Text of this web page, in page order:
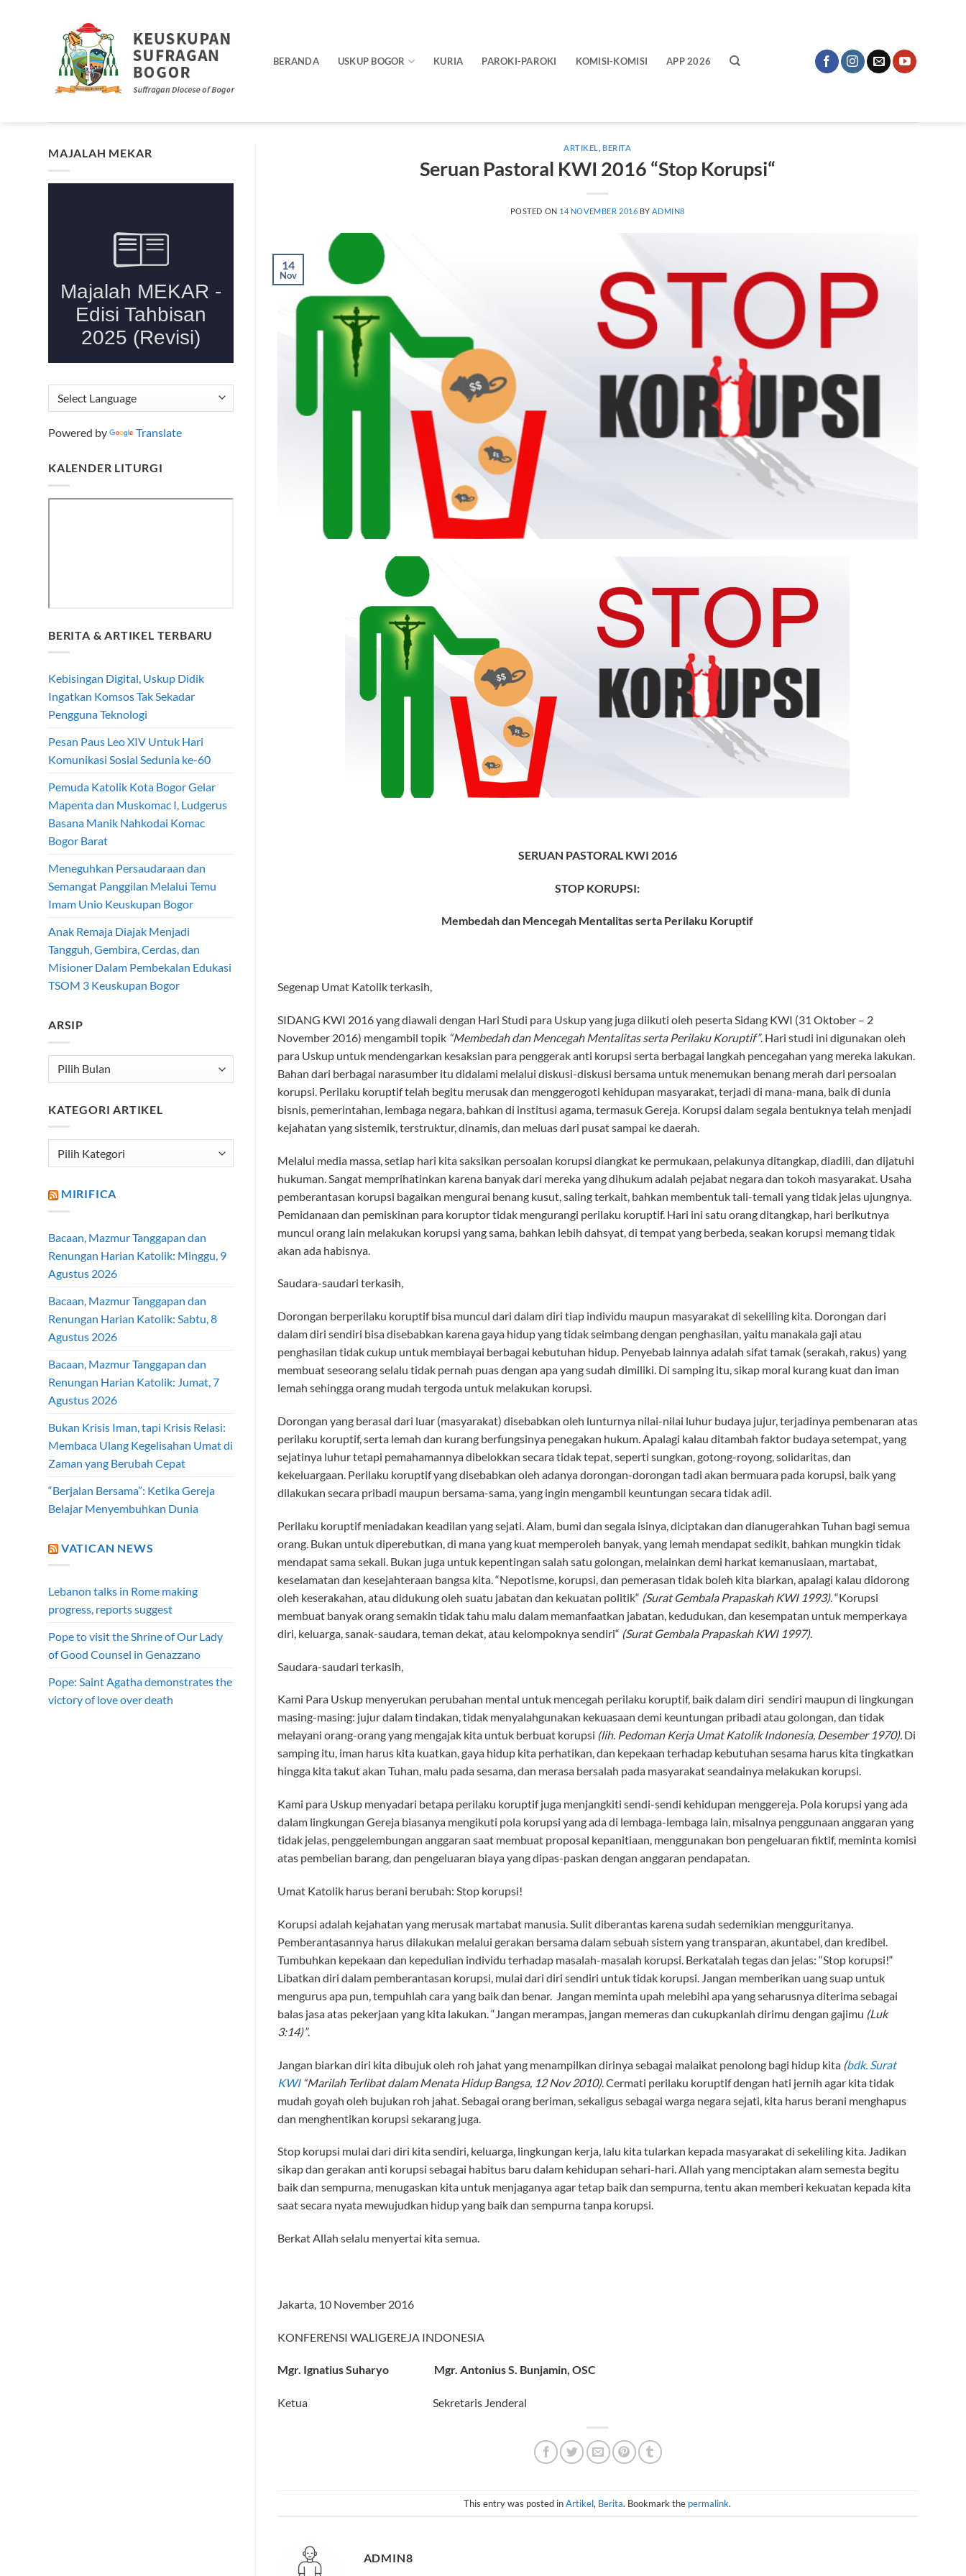
BERANDA USKUP BOGOR KURIA PAROKI-PAROKI KOMISI-KOMISI APP 2026
MAJALAH MEKAR
Powered by Translate
KALENDER LITURGI
BERITA & ARTIKEL TERBARU
Kebisingan Digital, Uskup Didik
Ingatkan Komsos Tak Sekadar
Pengguna Teknologi
Pesan Paus Leo XIV Untuk Hari
Komunikasi Sosial Sedunia ke-60
Pemuda Katolik Kota Bogor Gelar
Mapenta dan Muskomac I, Ludgerus
Basana Manik Nahkodai Komac
Bogor Barat
Meneguhkan Persaudaraan dan
Semangat Panggilan Melalui Temu
Imam Unio Keuskupan Bogor
Anak Remaja Diajak Menjadi
Tangguh, Gembira, Cerdas, dan
Misioner Dalam Pembekalan Edukasi
TSOM 3 Keuskupan Bogor
ARSIP
Arsip
KATEGORI ARTIKEL
Kategori
Artikel
MIRIFICA
Bacaan, Mazmur Tanggapan dan
Renungan Harian Katolik: Minggu, 9
Agustus 2026
Bacaan, Mazmur Tanggapan dan
Renungan Harian Katolik: Sabtu, 8
Agustus 2026
Bacaan, Mazmur Tanggapan dan
Renungan Harian Katolik: Jumat, 7
Agustus 2026
Bukan Krisis Iman, tapi Krisis Relasi:
Membaca Ulang Kegelisahan Umat di
Zaman yang Berubah Cepat
“Berjalan Bersama”: Ketika Gereja
Belajar Menyembuhkan Dunia
VATICAN NEWS
Lebanon talks in Rome making
progress, reports suggest
Pope to visit the Shrine of Our Lady
of Good Counsel in Genazzano
Pope: Saint Agatha demonstrates the
victory of love over death
ARTIKEL ,BERITA
Seruan Pastoral KWI 2016 “Stop Korupsi“
POSTED ON 14 NOVEMBER 2016 BY ADMIN8
14
Nov
SERUAN PASTORAL KWI 2016
STOP KORUPSI:
Membedah dan Mencegah Mentalitas serta Perilaku Koruptif
Segenap Umat Katolik terkasih,
SIDANG KWI 2016 yang diawali dengan Hari Studi para Uskup yang juga diikuti oleh peserta Sidang KWI (31 Oktober – 2
November 2016) mengambil topik “Membedah dan Mencegah Mentalitas serta Perilaku Koruptif”. Hari studi ini digunakan oleh
para Uskup untuk mendengarkan kesaksian para penggerak anti korupsi serta berbagai langkah pencegahan yang mereka lakukan.
Bahan dari berbagai narasumber itu didalami melalui diskusi-diskusi bersama untuk menemukan benang merah dari persoalan
korupsi. Perilaku koruptif telah begitu merusak dan menggerogoti kehidupan masyarakat, terjadi di mana-mana, baik di dunia
bisnis, pemerintahan, lembaga negara, bahkan di institusi agama, termasuk Gereja. Korupsi dalam segala bentuknya telah menjadi
kejahatan yang sistemik, terstruktur, dinamis, dan meluas dari pusat sampai ke daerah.
Melalui media massa, setiap hari kita saksikan persoalan korupsi diangkat ke permukaan, pelakunya ditangkap, diadili, dan dijatuhi
hukuman. Sangat memprihatinkan karena banyak dari mereka yang dihukum adalah pejabat negara dan tokoh masyarakat. Usaha
pemberantasan korupsi bagaikan mengurai benang kusut, saling terkait, bahkan membentuk tali-temali yang tidak jelas ujungnya.
Pemidanaan dan pemiskinan para koruptor tidak mengurangi perilaku koruptif. Hari ini satu orang ditangkap, hari berikutnya
muncul orang lain melakukan korupsi yang sama, bahkan lebih dahsyat, di tempat yang berbeda, seakan korupsi memang tidak
akan ada habisnya.
Saudara-saudari terkasih,
Dorongan berperilaku koruptif bisa muncul dari dalam diri tiap individu maupun masyarakat di sekeliling kita. Dorongan dari
dalam diri sendiri bisa disebabkan karena gaya hidup yang tidak seimbang dengan penghasilan, yaitu manakala gaji atau
penghasilan tidak cukup untuk membiayai berbagai kebutuhan hidup. Penyebab lainnya adalah sifat tamak (serakah, rakus) yang
membuat seseorang selalu tidak pernah puas dengan apa yang sudah dimiliki. Di samping itu, sikap moral kurang kuat dan iman
lemah sehingga orang mudah tergoda untuk melakukan korupsi.
Dorongan yang berasal dari luar (masyarakat) disebabkan oleh lunturnya nilai-nilai luhur budaya jujur, terjadinya pembenaran atas
perilaku koruptif, serta lemah dan kurang berfungsinya penegakan hukum. Apalagi kalau ditambah faktor budaya setempat, yang
sejatinya luhur tetapi pemahamannya dibelokkan secara tidak tepat, seperti sungkan, gotong-royong, solidaritas, dan
kekeluargaan. Perilaku koruptif yang disebabkan oleh adanya dorongan-dorongan tadi akan bermuara pada korupsi, baik yang
dilakukan secara pribadi maupun bersama-sama, yang ingin mengambil keuntungan secara tidak adil.
Perilaku koruptif meniadakan keadilan yang sejati. Alam, bumi dan segala isinya, diciptakan dan dianugerahkan Tuhan bagi semua
orang. Bukan untuk diperebutkan, di mana yang kuat memperoleh banyak, yang lemah mendapat sedikit, bahkan mungkin tidak
mendapat sama sekali. Bukan juga untuk kepentingan salah satu golongan, melainkan demi harkat kemanusiaan, martabat,
keselamatan dan kesejahteraan bangsa kita. “Nepotisme, korupsi, dan pemerasan tidak boleh kita biarkan, apalagi kalau didorong
oleh keserakahan, atau didukung oleh suatu jabatan dan kekuatan politik“ (Surat Gembala Prapaskah KWI 1993). “Korupsi
membuat banyak orang semakin tidak tahu malu dalam memanfaatkan jabatan, kedudukan, dan kesempatan untuk memperkaya
diri, keluarga, sanak-saudara, teman dekat, atau kelompoknya sendiri“ (Surat GembalaPrapaskah KWI 1997).
Saudara-saudari terkasih,
Kami Para Uskup menyerukan perubahan mental untuk mencegah perilaku koruptif, baik dalam diri sendiri maupun di lingkungan
masing-masing: jujur dalam tindakan, tidak menyalahgunakan kekuasaan demi keuntungan pribadi atau golongan, dan tidak
melayani orang-orang yang mengajak kita untuk berbuat korupsi (lih. Pedoman Kerja Umat Katolik Indonesia, Desember 1970).Di
samping itu, iman harus kita kuatkan, gaya hidup kita perhatikan, dan kepekaan terhadap kebutuhan sesama harus kita tingkatkan
hingga kita takut akan Tuhan, malu pada sesama, dan merasa bersalah pada masyarakat seandainya melakukan korupsi.
Kami para Uskup menyadari betapa perilaku koruptif juga menjangkiti sendi-sendi kehidupan menggereja. Pola korupsi yang ada
dalam lingkungan Gereja biasanya mengikuti pola korupsi yang ada di lembaga-lembaga lain, misalnya penggunaan anggaran yang
tidak jelas, penggelembungan anggaran saat membuat proposal kepanitiaan, menggunakan bon pengeluaran fiktif, meminta komisi
atas pembelian barang, dan pengeluaran biaya yang dipas-paskan dengan anggaran pendapatan.
Umat Katolik harus berani berubah: Stop korupsi!
Korupsi adalah kejahatan yang merusak martabat manusia. Sulit diberantas karena sudah sedemikian mengguritanya.
Pemberantasannya harus dilakukan melalui gerakan bersama dalam sebuah sistem yang transparan, akuntabel, dan kredibel.
Tumbuhkan kepekaan dan kepedulian individu terhadap masalah-masalah korupsi. Berkatalah tegas dan jelas: “Stop korupsi!“
Libatkan diri dalam pemberantasan korupsi, mulai dari diri sendiri untuk tidak korupsi. Jangan memberikan uang suap untuk
mengurus apa pun, tempuhlah cara yang baik dan benar. Jangan meminta upah melebihi apa yang seharusnya diterima sebagai
balas jasa atas pekerjaan yang kita lakukan. “Jangan merampas, jangan memeras dan cukupkanlah dirimu dengan gajimu (Luk
3:14)”.
Jangan biarkan diri kita dibujuk oleh roh jahat yang menampilkan dirinya sebagai malaikat penolong bagi hidup kita (bdk. Surat
KWI “Marilah Terlibat dalam Menata Hidup Bangsa, 12 Nov 2010). Cermati perilaku koruptif dengan hati jernih agar kita tidak
mudah goyah oleh bujukan roh jahat. Sebagai orang beriman, sekaligus sebagai warga negara sejati, kita harus berani menghapus
dan menghentikan korupsi sekarang juga.
Stop korupsi mulai dari diri kita sendiri, keluarga, lingkungan kerja, lalu kita tularkan kepada masyarakat di sekeliling kita. Jadikan
sikap dan gerakan anti korupsi sebagai habitus baru dalam kehidupan sehari-hari. Allah yang menciptakan alam semesta begitu
baik dan sempurna, menugaskan kita untuk menjaganya agar tetap baik dan sempurna, tentu akan memberi kekuatan kepada kita
saat secara nyata mewujudkan hidup yang baik dan sempurna tanpa korupsi.
Berkat Allah selalu menyertai kita semua.
Jakarta, 10 November 2016
KONFERENSI WALIGEREJA INDONESIA
Mgr. Ignatius Suharyo Mgr. Antonius S. Bunjamin, OSC
Ketua Sekretaris Jenderal
This entry was posted inArtikel, Berita. Bookmark the permalink.
ADMIN8